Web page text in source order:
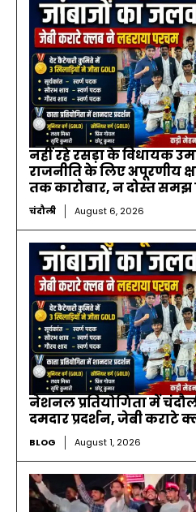
नहीं रहे रसड़ा के विधायक
राजनीति के लिए अपूरणीय
तक कारोबार, न दोस्त समझ
चंदौली August 6, 2026
नेशनल प्रतियोगिता में
दमदार प्रदर्शन, जेबी कराटे
BLOG August 1, 2026